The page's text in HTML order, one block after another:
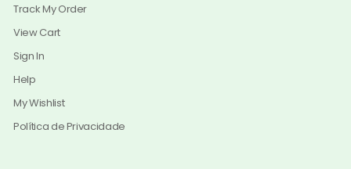
Track My Order
View Cart
Sign In
Help
My Wishlist
Política de Privacidade